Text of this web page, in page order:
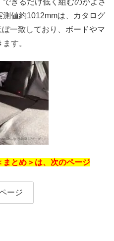
値約1012mmは、カタログ
一致しており、ボードやマ
す。
まとめ＞は、次のページ
ージ